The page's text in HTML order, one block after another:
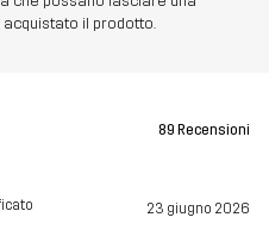
il prodotto.
89 Recensioni
23 giugno 2026